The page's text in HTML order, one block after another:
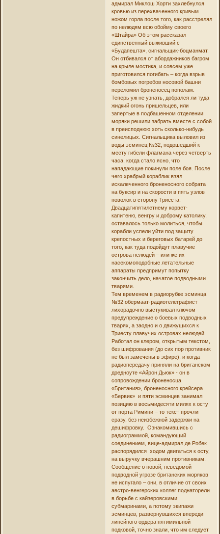
адмирал Миклош Хорти захлебнулся
кровью из перехваченного кривым
ножом горла после того, как расстрелял
по нелюдям всю обойму своего
«Штайра» Об этом рассказал
единственный выживший с
«Будапешта», сигнальщик-боцманмат.
Он отбивался от абордажников багром
на крыле мостика, и совсем уже
приготовился погибать – когда взрыв
бомбовых погребов носовой башни
переломил броненосец пополам.
Теперь уж не узнать, добрался ли туда
жидкий огонь пришельцев, или
запертые в подбашенном отделении
моряки решили забрать вместе с собой
в преисподнюю хоть сколько-нибудь
синелицых. Сигнальщика выловил из
воды эсминец №32, подошедший к
месту гибели флагмана через четверть
часа, когда стало ясно, что
нападающие покинули поле боя. После
чего храбрый кораблик взял
искалеченного броненосного собрата
на буксир и на скорости в пять узлов
поволок в сторону Триеста.
Двадцатипятилетнему корвет-
капитеню, венгру и доброму католику,
оставалось только молиться, чтобы
корабли успели уйти под защиту
крепостных и береговых батарей до
того, как туда подойдут плавучие
острова нелюдей – или же их
насекомоподобные летательные
аппараты предпримут попытку
закончить дело, начатое подводными
тварями.
Тем временем в радиорубке эсминца
№32 обермаат-радиотелеграфист
лихорадочно выстукивал ключом
предупреждение о боевых подводных
тварях, а заодно и о движущихся к
Триесту плавучих островах нелюдей.
Работал он клером, открытым текстом,
без шифрования (до сих пор противник
не был замечены в эфире), и когда
радиопередачу приняли на британском
дредноуте «Айрон Дьюк» - он в
сопровождении броненосца
«Британия», броненосного крейсера
«Бервик» и пяти эсминцев занимал
позицию в восьмидесяти милях к осту
от порта Римини – то текст прочли
сразу, без неизбежной задержки на
дешифровку. Ознакомившись с
радиограммой, командующий
соединением, вице-адмирал де Робек
распорядился ходом двигаться к осту,
на выручку вчерашним противникам.
Сообщение о новой, неведомой
подводной угрозе британских моряков
не испугало – они, в отличие от своих
австро-венгерских коллег поднаторели
в борьбе с кайзеровскими
субмаринами, а потому экипажи
эсминцев, развернувшихся впереди
линейного ордера пятимильной
подковой, точно знали, что им следует